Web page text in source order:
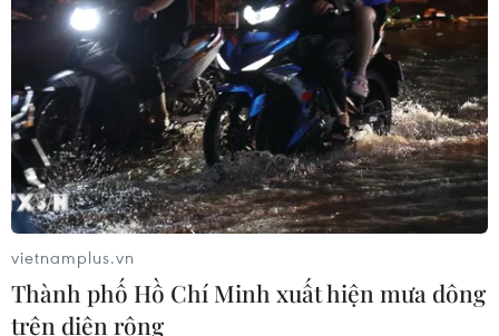
vietnamplus.vn
Thành phố Hồ Chí Minh xuất hiện mưa dông
trên diện rộng